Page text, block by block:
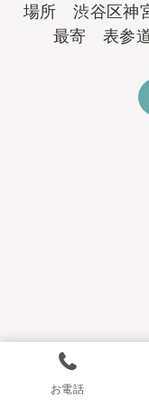
場所 渋谷区神
最寄 表参道
お電話